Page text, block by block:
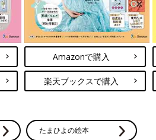
Amazonで購入
楽天ブックスで購入
たまひよの絵本